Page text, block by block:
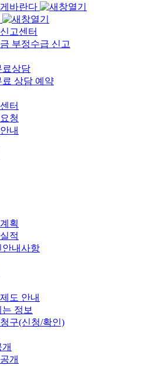
바란다
고센터
부정수급 신고
료상담
료 상담 예약
터
청
내
획
적
안내사항
도 안내
정보
구(신청/확인)
개